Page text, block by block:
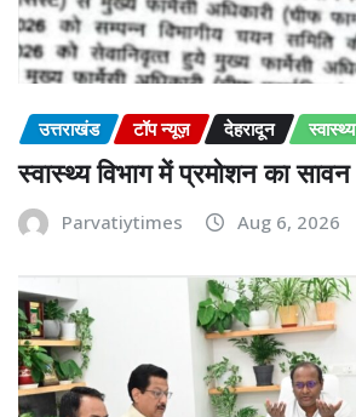
उत्तराखंड टॉप न्यूज़ देहरादून स्वास्थ्य
स्वास्थ्य विभाग में प्रमोशन का सावन
Parvatiytimes Aug 6, 2026